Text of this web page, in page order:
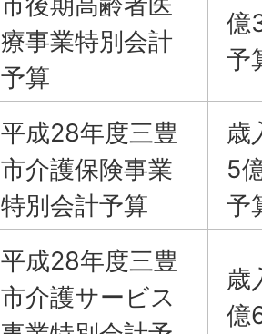
療事業特別会計
予算
億
予
平成28年度三豊
市介護保険事業
特別会計予算
歳
5
予
平成28年度三豊
市介護サービス
歳
億